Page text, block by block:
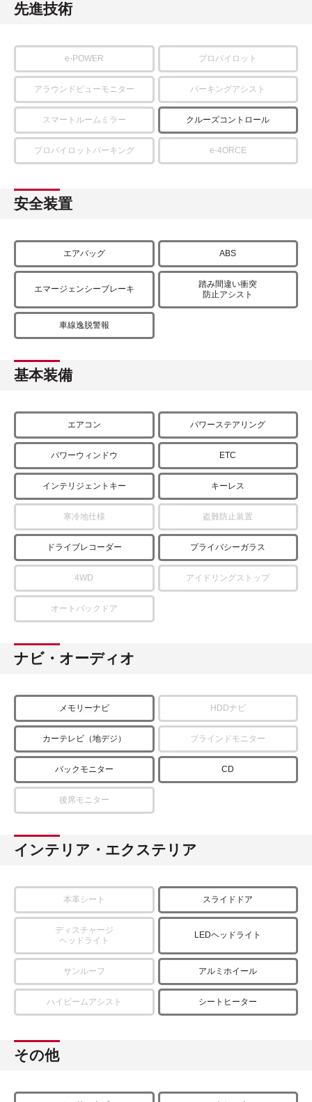
先進技術
e-POWER プロパイロット
アラウンドビューモニター パーキングアシスト
スマートルームミラー クルーズコントロール
プロパイロットパーキング e-4ORCE
安全装置
エアバッグ ABS
エマージェンシーブレーキ
踏み間違い衝突
防止アシスト
車線逸脱警報
基本装備
エアコン パワーステアリング
パワーウィンドウ ETC
インテリジェントキー キーレス
寒冷地仕様 盗難防止装置
ドライブレコーダー プライバシーガラス
4WD アイドリングストップ
オートバックドア
ナビ・オーディオ
メモリーナビ HDDナビ
カーテレビ（地デジ） ブラインドモニター
バックモニター CD
後席モニター
インテリア・エクステリア
本革シート スライドドア
ディスチャージ
ヘッドライト
LEDヘッドライト
サンルーフ アルミホイール
ハイビームアシスト シートヒーター
その他